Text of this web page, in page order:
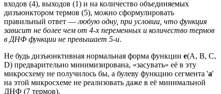
входов (4), выходов (1) и на количество объединяемых
дизъюнктором термов (5), можно сформулировать
правильный ответ — любую одну, при условии, что функция
зависит не более чем от 4-х переменных и количество термов
в ДНФ функции не превышает 5-и.
Не будь дизъюнктивная нормальная форма функции e(A, B, C,
D) предварительно минимизирована, «засувать» её в эту
микросхему не получилось бы, а булеву функцию сегмента 'a'
на этой микросхеме не реализовать даже в её минимальной
ДНФ (7 термов).